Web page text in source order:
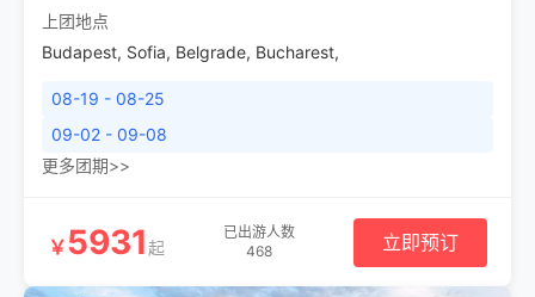
上团地点
Budapest, Sofia, Belgrade, Bucharest,
08-19 - 08-25
09-02 - 09-08
更多团期>>
￥5931起
已出游人数
468
立即预订